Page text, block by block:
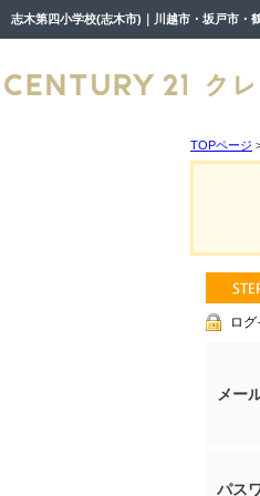
TOPページ
ロ
メー
パス